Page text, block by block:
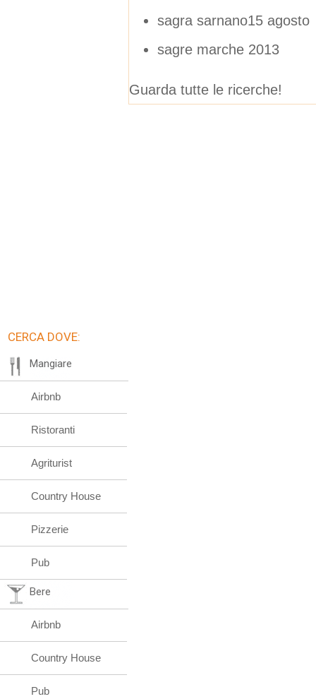
sagra sarnano15 agosto
sagre marche 2013
Guarda tutte le ricerche!
CERCA DOVE:
Mangiare
Airbnb
Ristoranti
Agriturist
Country House
Pizzerie
Pub
Bere
Airbnb
Country House
Pub